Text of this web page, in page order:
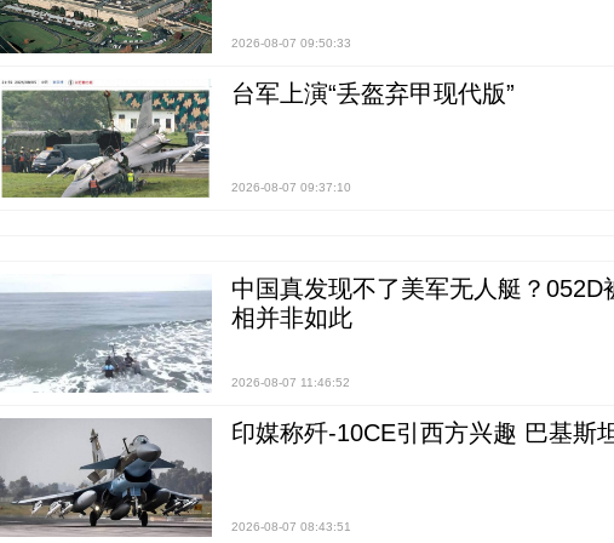
2026-08-07 09:50:33
台军上演“丢盔弃甲现代版”
2026-08-07 09:37:10
中国真发现不了美军无人艇？
相并非如此
2026-08-07 11:46:52
印媒称歼-10CE引西方兴趣 巴基斯
2026-08-07 08:43:51